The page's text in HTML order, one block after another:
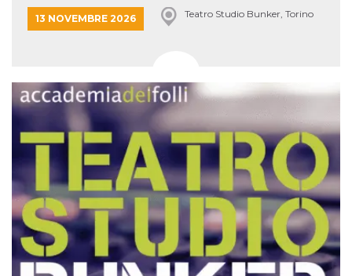
13 NOVEMBRE 2026 Teatro Studio Bunker, Torino